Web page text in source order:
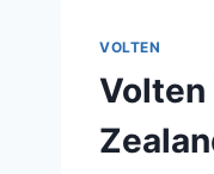
VOLTEN
Volten